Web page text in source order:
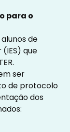
para o
de
que
ser
de protocolo
dos